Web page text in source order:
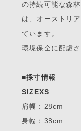
の持続可能な森
は、オーストリ
ています。
環境保全に配慮
■採寸情報
SIZEXS
肩幅：28cm
身幅：38cm